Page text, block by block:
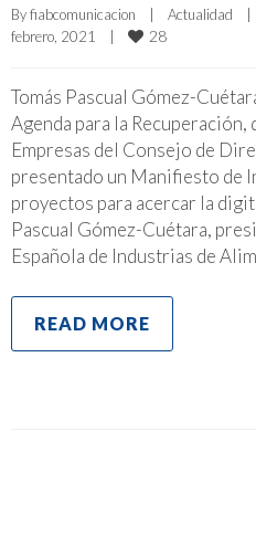
By fiabcomunicacion Actualidad
febrero, 2021
28
Tomás Pascual Gómez-
Agenda para la Recuperación,
Empresas del Consejo de
presentado un Manifiesto de
proyectos para acercar la
Pascual Gómez-Cuétara,
Española de Industrias de
READ MORE